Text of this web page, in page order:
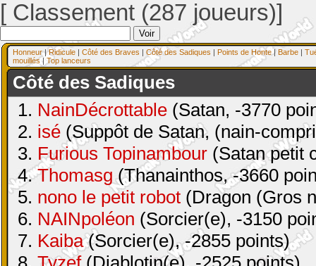
[ Classement (287 joueurs)]
Honneur|Ridicule | Côté des Braves | Côté des Sadiques | Points de Honte| Barbe |
mouillés| Top lanceurs
Côté des Sadiques
1. NainDécrottable (Satan, -3770
2. isé (Suppôt de Satan, (nain-
3. Furious Topinambour (Satan petit
4.Thomasg(Thanainthos, -3660
5. nono le petit robot (Dragon (Gros
6. NAINpoléon (Sorcier(e), -3150
7. Kaiba(Sorcier(e), -2855 points)